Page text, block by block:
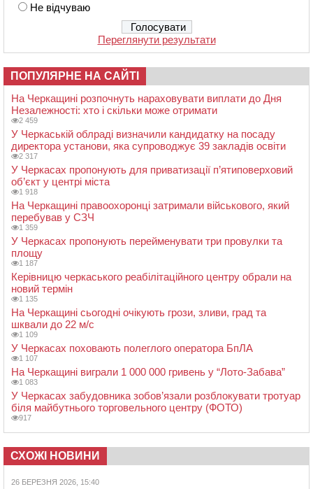
Не відчуваю
Переглянути результати
ПОПУЛЯРНЕ НА САЙТІ
На Черкащині розпочнуть нараховувати виплати до Дня
Незалежності: хто і скільки може отримати
2 459
У Черкаській облраді визначили кандидатку на посаду
директора установи, яка супроводжує 39 закладів освіти
2 317
У Черкасах пропонують для приватизації п’ятиповерховий
об’єкт у центрі міста
1 918
На Черкащині правоохоронці затримали військового, який
перебував у СЗЧ
1 359
У Черкасах пропонують перейменувати три провулки та
площу
1 187
Керівницю черкаського реабілітаційного центру обрали на
новий термін
1 135
На Черкащині сьогодні очікують грози, зливи, град та
шквали до 22 м/с
1 109
У Черкасах поховають полеглого оператора БпЛА
1 107
На Черкащині виграли 1 000 000 гривень у “Лото-Забава”
1 083
У Черкасах забудовника зобов’язали розблокувати тротуар
біля майбутнього торговельного центру (ФОТО)
917
СХОЖІ НОВИНИ
26 БЕРЕЗНЯ 2026, 15:40